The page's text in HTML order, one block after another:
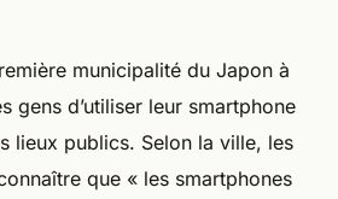
municipalité du Japon à
gens d’utiliser leur smartphone
lieux publics. Selon la ville, les
que « les smartphones